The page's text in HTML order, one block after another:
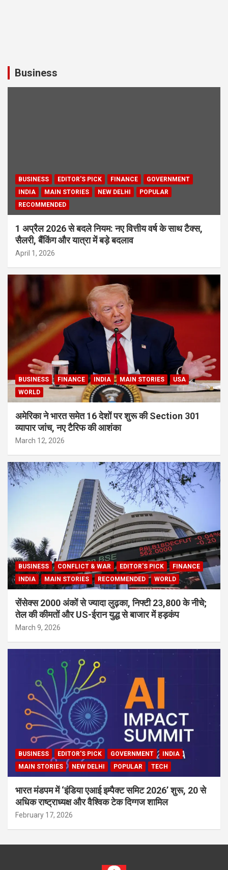
Business
BUSINESS EDITOR'S PICK FINANCE
GOVERNMENT
INDIA
MAIN STORIES NEW DELHI
POPULAR
RECOMMENDED
1 अप्रैल 2026 से बदले नियम: नए वित्तीय वर्ष के साथ टैक्स,
सैलरी, बैंकिंग और यात्रा में बड़े बदलाव
April 1, 2026
BUSINESS FINANCE INDIA MAIN STORIES
USA
WORLD
अमेरिका ने भारत समेत 16 देशों पर शुरू की Section 301
व्यापार जांच, नए टैरिफ की आशंका
March 12, 2026
BUSINESS CONFLICT & WAR EDITOR'S PICK
FINANCE
INDIA
MAIN STORIES RECOMMENDED WORLD
सेंसेक्स 2000 अंकों से ज्यादा लुढ़का, निफ्टी 23,800 के नीचे;
तेल की कीमतों और US-ईरान युद्ध से बाजार में हड़कंप
March 9, 2026
BUSINESS EDITOR'S PICK GOVERNMENT
INDIA
MAIN STORIES
NEW DELHI POPULAR TECH
भारत मंडपम में ‘इंडिया एआई इम्पैक्ट समिट 2026’ शुरू, 20 से
अधिक राष्ट्राध्यक्ष और वैश्विक टेक दिग्गज शामिल
February 17, 2026